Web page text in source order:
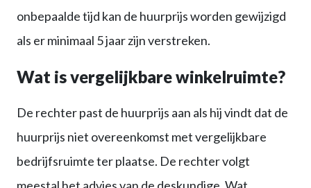
onbepaalde tijd kan de huurprijs worden gewijzigd
als er minimaal 5 jaar zijn verstreken.
Wat is vergelijkbare winkelruimte?
De rechter past de huurprijs aan als hij vindt dat de
huurprijs niet overeenkomst met vergelijkbare
bedrijfsruimte ter plaatse. De rechter volgt